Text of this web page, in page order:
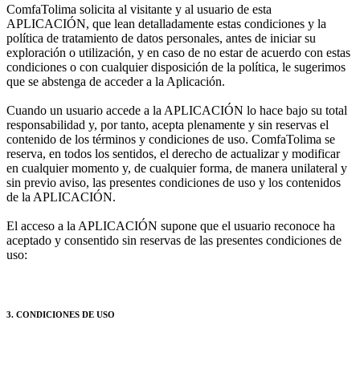
ComfaTolima solicita al visitante y al usuario de esta
APLICACIÓN, que lean detalladamente estas condiciones y la
política de tratamiento de datos personales, antes de iniciar su
exploración o utilización, y en caso de no estar de acuerdo con estas
condiciones o con cualquier disposición de la política, le sugerimos
que se abstenga de acceder a la Aplicación.
Cuando un usuario accede a la APLICACIÓN lo hace bajo su total
responsabilidad y, por tanto, acepta plenamente y sin reservas el
contenido de los términos y condiciones de uso. ComfaTolima se
reserva, en todos los sentidos, el derecho de actualizar y modificar
en cualquier momento y, de cualquier forma, de manera unilateral y
sin previo aviso, las presentes condiciones de uso y los contenidos
de la APLICACIÓN.
El acceso a la APLICACIÓN supone que el usuario reconoce ha
aceptado y consentido sin reservas de las presentes condiciones de
uso:
3. CONDICIONES DE USO